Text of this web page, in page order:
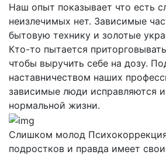
Наш опыт показывает что есть
неизлечимых нет. Зависимые
бытовую технику и золотые
Кто-то пытается
чтобы выручить себе на дозу.
наставничеством наших
зависимые люди исправляются
нормальной жизни.
Слишком молод
подростков и правда имеет